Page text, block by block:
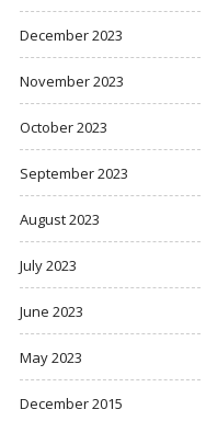
December 2023
November 2023
October 2023
September 2023
August 2023
July 2023
June 2023
May 2023
December 2015